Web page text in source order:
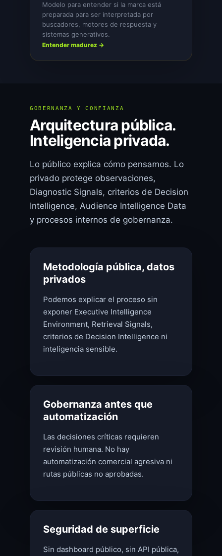
Modelo para entender si la marca está
preparada para ser interpretada por
buscadores, motores de respuesta y
sistemas generativos.
Entender madurez →
GOBERNANZA Y CONFIANZA
Arquitectura pública.
Inteligencia privada.
Lo público explica cómo pensamos. Lo
privado protege observaciones,
Diagnostic Signals, criterios de Decision
Intelligence, Audience Intelligence Data
y procesos internos de gobernanza.
Metodología pública, datos
privados
Podemos explicar el proceso sin
exponer Executive Intelligence
Environment, Retrieval Signals,
criterios de Decision Intelligence ni
inteligencia sensible.
Gobernanza antes que
automatización
Las decisiones críticas requieren
revisión humana. No hay
automatización comercial agresiva ni
rutas públicas no aprobadas.
Seguridad de superficie
Sin dashboard público, sin API pública,